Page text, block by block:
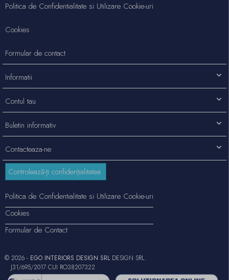
Contacteaza-ne
Politica de Confidentialitate si Utilizare Cookie-uri
Cookies
Formular de contact
Informatii
Contul tau
Buletin informativ
Controlează-ți confidențialitatea
Politica de Confidentialitate si Utilizare Cookie-uri
Cookies
Formular de Contact
© 2026 - EGO INTERIORS DESIGN SRLDESIGN SRL.
J31/695/2017 CUI RO38207322